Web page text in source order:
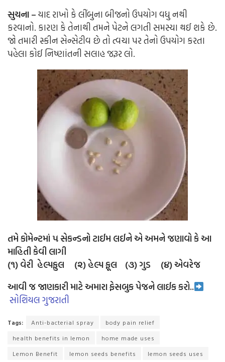
સુચના –યાદ રાખો કે લીંબુના બીજનો ઉપયોગ વધુ નથી
કરવાનો. કારણ કે તેનાથી તમને પેટને લગતી સમસ્યા થઈ શકે છે.
જો તમારી સ્કીન સેન્સેટીવ છે તો ત્વચા પર તેનો ઉપયોગ કરતા
પહેલા કોઈ નિષ્ણાંતની સલાહ જરૂર લો.
તમે કોમેન્ટમાં ૫ સેકન્ડનો ટાઈમ લઈને એ અમને જણાવો કે આ
માહિતી કેવી લાગી
(૧) વેરી હેલ્પફુલ (૨) હેલ્પ ફૂલ (૩) ગુડ (૪) એવરેજ
આવી જ જાણકારી માટે અમારા ફેસબુક પેજને લાઈક કરો..
સોશિયલ ગુજરાતી
Tags: Anti-bacterial spray
body pain relief
health benefits in lemon
home made uses
Lemon Benefit
lemon seeds benefits lemon seeds uses